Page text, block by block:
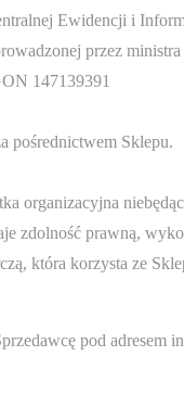
Ewidencji i
przez ministra
147139391
pośrednictwem Sklepu.
organizacyjna
zdolność prawną,
która korzysta ze
pod adresem